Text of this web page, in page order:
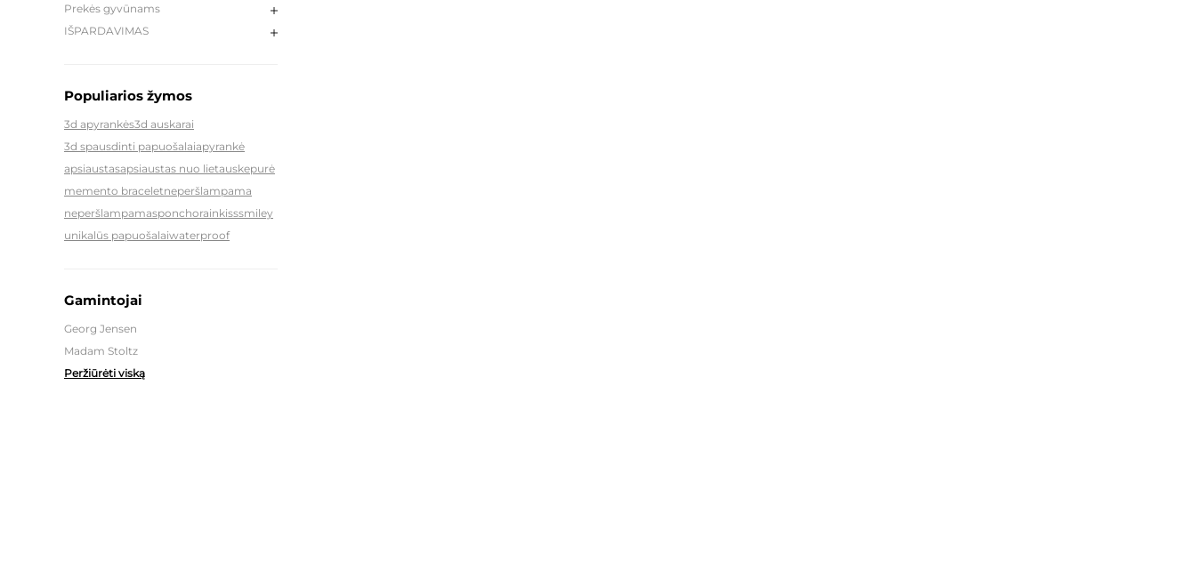
Prekės gyvūnams
IŠPARDAVIMAS
Populiarios žymos
3d apyrankės3d auskarai
3d spausdinti papuošalaiapyrankė
apsiaustasapsiaustas nuo lietauskepurė
memento braceletneperšlampama
neperšlampamasponchorainkisssmiley
unikalūs papuošalaiwaterproof
Gamintojai
Georg Jensen
Madam Stoltz
Peržiūrėti viską